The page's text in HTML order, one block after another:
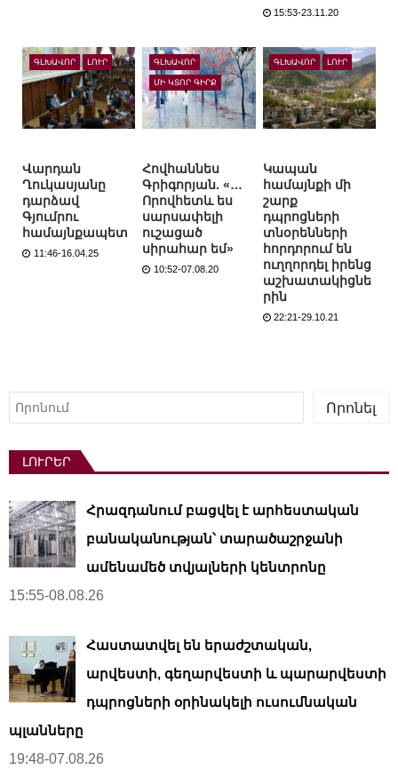
15:53-23.11.20
ԳԼԽԱՎՈՐ ԼՈՒՐ
Վարդան
Ղուկասյանը
դարձավ
Գյումրու
համայնքապետ
11:46-16.04.25
ԳԼԽԱՎՈՐ
ՄԻ ԿՏՈՐ ԳԻՐՔ
Հովհաննես
Գրիգորյան. «…
Որովհետև ես
սարսափելի
ուշացած
սիրահար եմ»
10:52-07.08.20
ԳԼԽԱՎՈՐ ԼՈՒՐ
Կապան
համայնքի մի
շարք
դպրոցների
տնօրենների
հորդորում են
ուղղորդել իրենց
աշխատակիցնե
րին
22:21-29.10.21
Որոնել
Որոնել
ԼՈՒՐԵՐ
Հրազդանում բացվել է արհեստական ​​
բանականության՝ տարածաշրջանի
ամենամեծ տվյալների կենտրոնը
15:55-08.08.26
Հաստատվել են երաժշտական,
արվեստի, գեղարվեստի և պարարվեստի
դպրոցների օրինակելի ուսումնական
պլանները
19:48-07.08.26